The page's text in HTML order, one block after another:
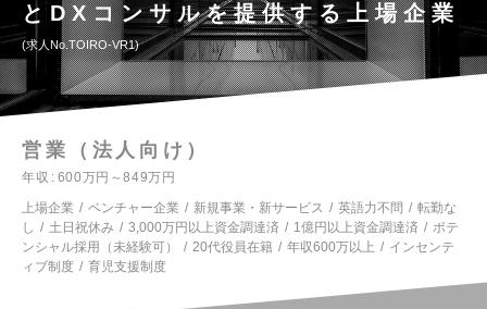
とDXコンサルを提供する上場企業
求人No.TOIRO-VR1
営業（法人向け）
年収
600万円～849万円
上場企業
ベンチャー企業 新規事業・新サービス 英語力不問
転勤な
し
土日祝休み 3,000万円以上資金調達済 1億円以上資金調達済
ポテ
ンシャル採用（未経験可）
20代役員在籍 年収600万以上
インセンテ
ィブ制度
育児支援制度